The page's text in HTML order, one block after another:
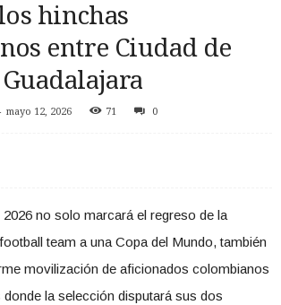
hinchas
entre Ciudad de
mayo 12, 2026 71 0
no solo marcará el regreso de la
team a una Copa del Mundo, también
movilización de aficionados colombianos
la selección disputará sus dos